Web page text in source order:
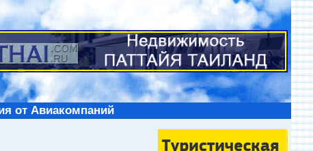
от Авиакомпаний